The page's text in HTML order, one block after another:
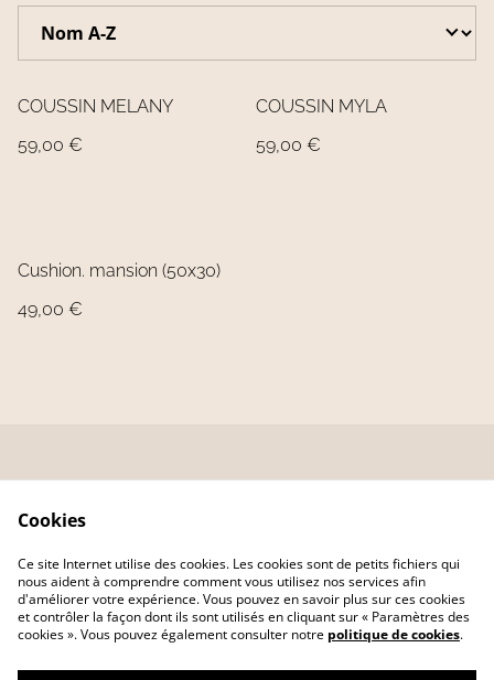
COUSSIN MELANY
59,00 €
COUSSIN MYLA
59,00 €
Cushion. mansion (50x30)
49,00 €
Contactez-nous Conditions
Politique de
confidentialité
Politique de cookies
Cookies
Ce site Internet utilise des cookies. Les cookies sont de petits fichiers qui
nous aident à comprendre comment vous utilisez nos services afin
d'améliorer votre expérience. Vous pouvez en savoir plus sur ces cookies
et contrôler la façon dont ils sont utilisés en cliquant sur « Paramètres des
cookies ». Vous pouvez également consulter notre politique de cookies.